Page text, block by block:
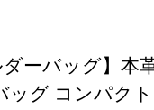
ダーバッグ】本
ッグ コンパクト